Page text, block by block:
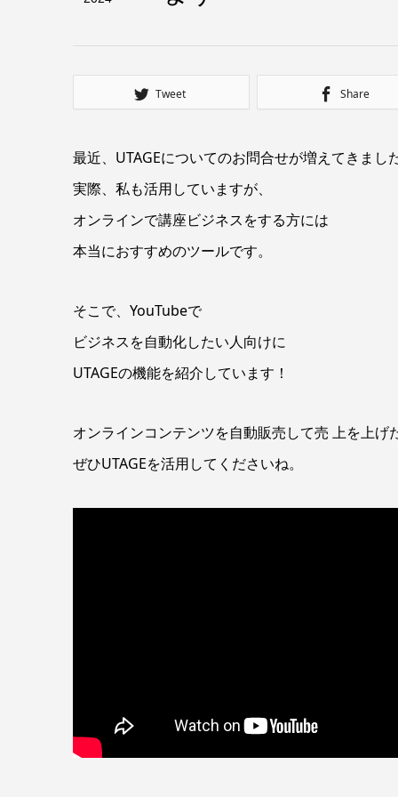
Tweet Share
最近、UTAGEについてのお問合せが増えてきまし
実際、私も活用していますが、
オンラインで講座ビジネスをする方には
本当におすすめのツールです。
そこで、YouTubeで
ビジネスを自動化したい人向けに
UTAGEの機能を紹介しています！
オンラインコンテンツを自動販売して売 上を上げ
ぜひUTAGEを活用してくださいね。